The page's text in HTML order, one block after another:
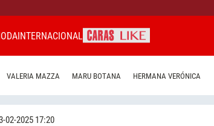
INTERNACIONAL
VALERIA MAZZA MARU BOTANA HERMANA VERÓNICA
02-2025 17:20